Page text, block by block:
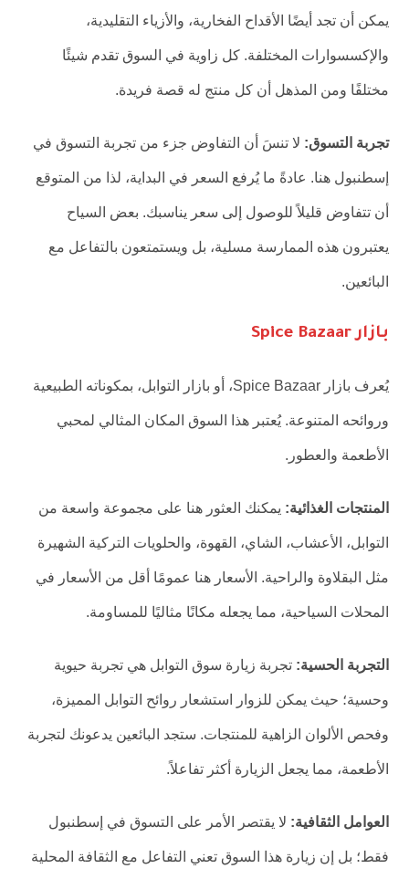
يمكن أن تجد أيضًا الأقداح الفخارية، والأزياء التقليدية،
والإكسسوارات المختلفة. كل زاوية في السوق تقدم شيئًا
مختلفًا ومن المذهل أن كل منتج له قصة فريدة.
تجربة التسوق: لا تنسَ أن التفاوض جزء من تجربة التسوق في
إسطنبول هنا. عادةً ما يُرفع السعر في البداية، لذا من المتوقع
أن تتفاوض قليلاً للوصول إلى سعر يناسبك. بعض السياح
يعتبرون هذه الممارسة مسلية، بل ويستمتعون بالتفاعل مع
البائعين.
بازار Spice Bazaar
يُعرف بازار Spice Bazaar، أو بازار التوابل، بمكوناته الطبيعية
وروائحه المتنوعة. يُعتبر هذا السوق المكان المثالي لمحبي
الأطعمة والعطور.
المنتجات الغذائية: يمكنك العثور هنا على مجموعة واسعة من
التوابل، الأعشاب، الشاي، القهوة، والحلويات التركية الشهيرة
مثل البقلاوة والراحية. الأسعار هنا عمومًا أقل من الأسعار في
المحلات السياحية، مما يجعله مكانًا مثاليًا للمساومة.
التجربة الحسية: تجربة زيارة سوق التوابل هي تجربة حيوية
وحسية؛ حيث يمكن للزوار استشعار روائح التوابل المميزة،
وفحص الألوان الزاهية للمنتجات. ستجد البائعين يدعونك لتجربة
الأطعمة، مما يجعل الزيارة أكثر تفاعلاً.
العوامل الثقافية: لا يقتصر الأمر على التسوق في إسطنبول
فقط؛ بل إن زيارة هذا السوق تعني التفاعل مع الثقافة المحلية